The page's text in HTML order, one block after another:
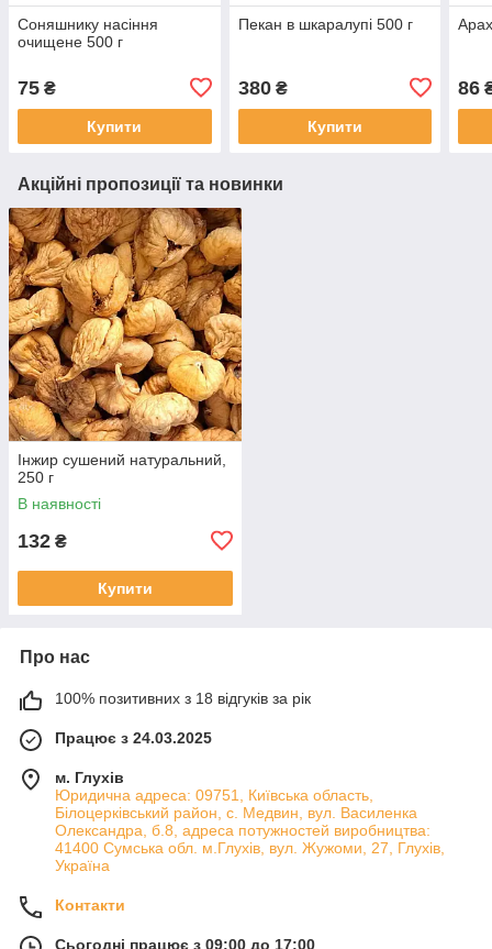
Соняшнику насіння
очищене 500 г
75 ₴
Купити
Пекан в шкаралупі 500 г
380₴
Купити
86
Акційні пропозиції та новинки
Інжир сушений натуральний,
250 г
В наявності
132 ₴
Купити
Про нас
100% позитивних з 18 відгуків за рік
Працює з 24.03.2025
м. Глухів
Юридична адреса: 09751, Київська область,
Білоцерківський район, с. Медвин, вул. Василенка
Олександра, б.8, адреса потужностей виробництва:
41400 Сумська обл. м.Глухів, вул. Жужоми, 27, Глухів,
Україна
Контакти
Сьогодні працює з 09:00 до 17:00